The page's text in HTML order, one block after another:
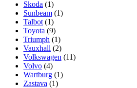
Skoda (1)
Sunbeam (1)
Talbot (1)
Toyota (9)
Triumph (1)
Vauxhall (2)
Volkswagen (11)
Volvo (4)
Wartburg (1)
Zastava (1)